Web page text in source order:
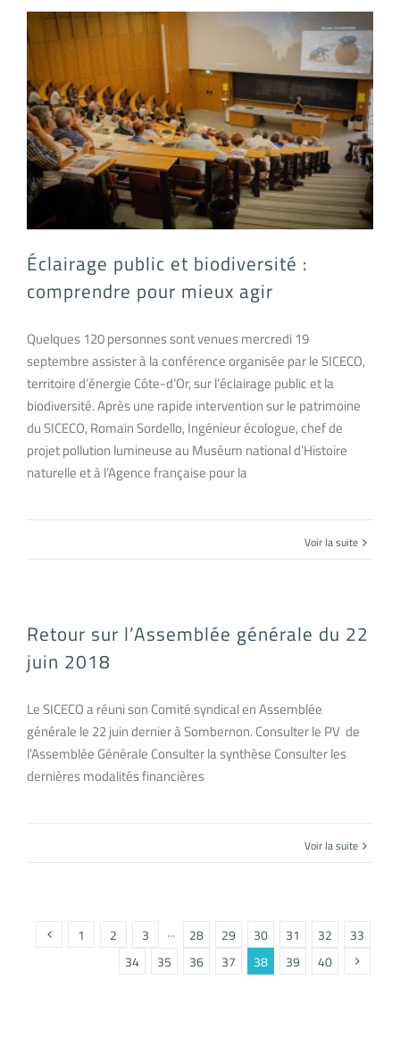
Éclairage public et biodiversité :
comprendre pour mieux agir
Quelques 120 personnes sont venues mercredi 19
septembre assister à la conférence organisée par le SICECO,
territoire d’énergie Côte-d’Or, sur l’éclairage public et la
biodiversité. Après une rapide intervention sur le patrimoine
du SICECO, Romain Sordello, Ingénieur écologue, chef de
projet pollution lumineuse au Muséum national d’Histoire
naturelle et à l’Agence française pour la
Voir la suite
Retour sur l’Assemblée générale du 22
juin 2018
Le SICECO a réuni son Comité syndical en Assemblée
générale le 22 juin dernier à Sombernon. Consulter le PV de
l’Assemblée Générale Consulter la synthèse Consulter les
dernières modalités financières
Voir la suite
1 2 3 ··· 28 29 30 31 32
33
34
35 36 37 38 39 40